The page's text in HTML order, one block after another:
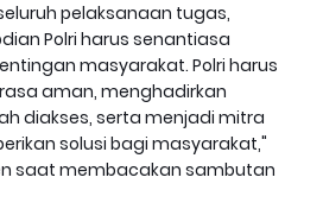
pelaksanaan tugas,
Polri harus senantiasa
masyarakat. Polri harus
aman, menghadirkan
diakses, serta menjadi mitra
solusi bagi masyarakat,"
saat membacakan sambutan